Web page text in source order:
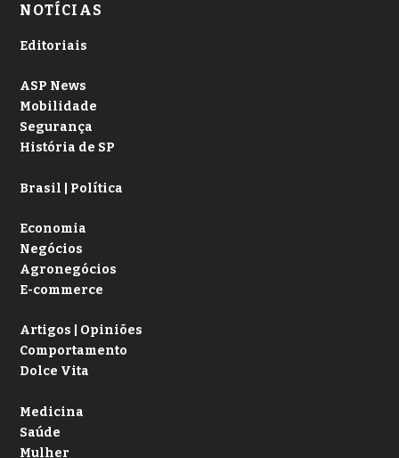
NOTÍCIAS
Editoriais
ASP News
Mobilidade
Segurança
História de SP
Brasil | Política
Economia
Negócios
Agronegócios
E-commerce
Artigos | Opiniões
Comportamento
Dolce Vita
Medicina
Saúde
Mulher